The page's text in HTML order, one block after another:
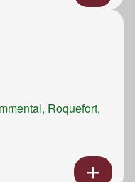
Roquefort,